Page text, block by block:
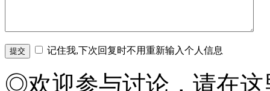
记住我,下次回复时不用重新输入个人信息
◎欢迎参与讨论，请在这